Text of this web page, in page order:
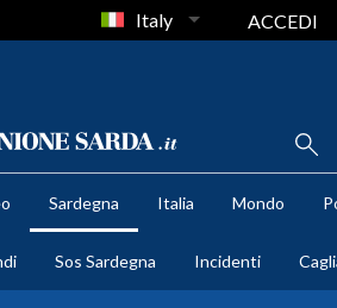
Italy ACCEDI
Sardegna Italia Mondo
Sos Sardegna Incidenti